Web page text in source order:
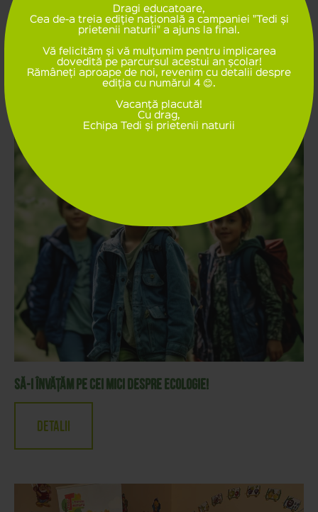
Dragi educatoare,
Cea de-a treia ediție naţională a campaniei "Tedi și
prietenii naturii" a ajuns la final.
Vă felicităm și vă mulțumim pentru implicarea
dovedită pe parcursul acestui an școlar!
Rămâneți aproape de noi, revenim cu detalii despre
ediția cu numărul 4 😊.
Vacanţă placută!
Cu drag,
Echipa Tedi și prietenii naturii
18 MARTIE, ZIUA INTERNATIONALA A RECICLĂRII
Detalii
Să-i învățăm pe cei mici despre ecologie!
Detalii